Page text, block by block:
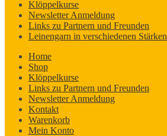
Klöppelkurse
Newsletter Anmeldung
Links zu Partnern und Freunden
Leinengarn in verschiedenen Stärken
Home
Shop
Klöppelkurse
Links zu Partnern und Freunden
Newsletter Anmeldung
Kontakt
Warenkorb
Mein Konto